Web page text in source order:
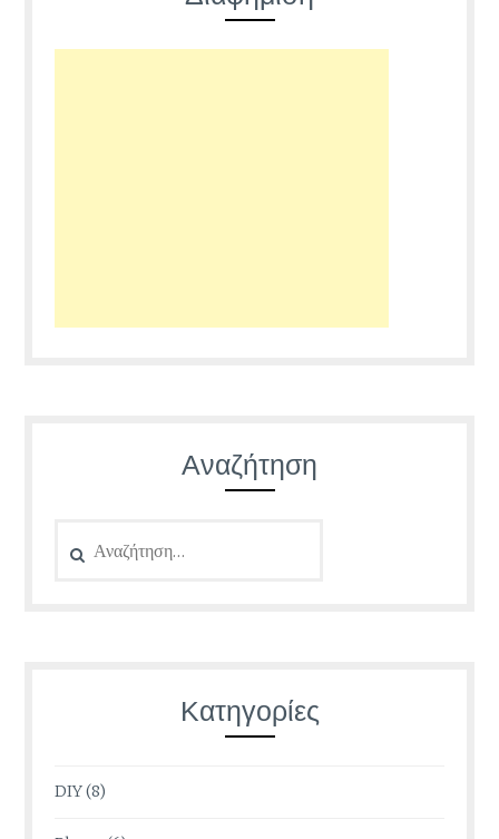
Αναζήτηση
για:
Κατηγορίες
DIY(8)